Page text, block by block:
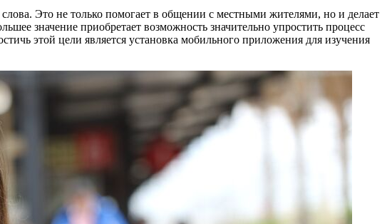
Это не только помогает в общении с местными жителями, но и делает
значение приобретает возможность значительно упростить процесс
этой цели является установка мобильного приложения для изучения